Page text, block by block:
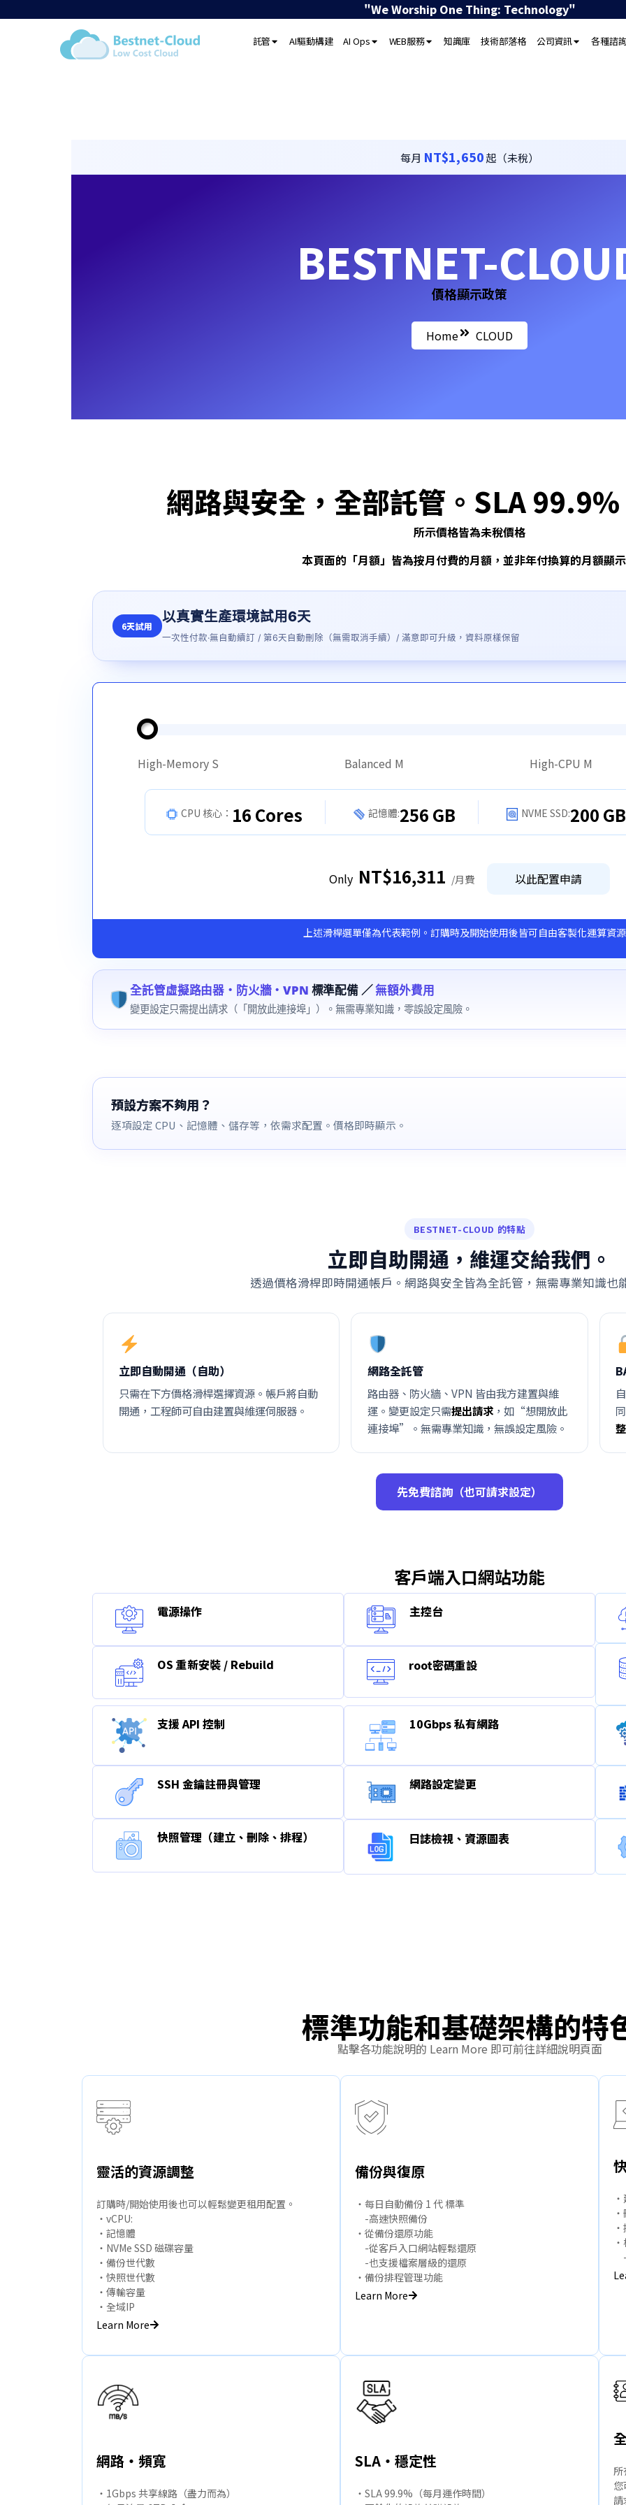
"We Worship One Thing: Technology"
託管 AI驅動構建 AI Ops WEB服務 知識庫 技術部落格 公司資訊 各種諮
每月 NT$1,650起（未稅）
BESTNET-
價格顯示政策
Home CLOUD
網路與安全，全部託管。SLA
所示價格皆為未稅價格
本頁面的「月額」皆為按月付費的月額，並非年付換算的月額顯
6天試用
以真實生產環境試用6天
一次性付款·無自動續訂 / 第6天自動刪除（無需取消手續）/ 滿意即可升級，資料原樣保留
High-Memory S Balanced M High-CPU M
CPU 核心： 16 Cores 記憶體:256 GB NVME SSD:200 GB
Only NT$16,311 /月費 以此配置申請
上述滑桿選單僅為代表範例。訂購時及開始使用後皆可自由客製化運算資
全託管虛擬路由器・防火牆・VPN 標準配備 ／無額外費用
變更設定只需提出請求（「開放此連接埠」）。無需專業知識，零誤設定風險。
預設方案不夠用？
逐項設定 CPU、記憶體、儲存等，依需求配置。價格即時顯示。
BESTNET-CLOUD 的特點
立即自助開通，維運交給我們。
透過價格滑桿即時開通帳戶。網路與安全皆為全託管，無需專業知識也
立即自動開通（自助）
只需在下方價格滑桿選擇資源。帳戶將自動
開通，工程師可自由建置與維運伺服器。
網路全託管
路由器、防火牆、VPN 皆由我方建置與維
運。變更設定只需提出請求，如“想開放此
連接埠”。無需專業知識，無誤設定風險。
先免費諮詢（也可請求設定）
客戶端入口網站功能
電源操作
OS 重新安裝 / Rebuild
主控台
root密碼重設
支援 API 控制 10Gbps 私有網路
SSH 金鑰註冊與管理
快照管理（建立、刪除、排程）
網路設定變更
日誌檢視、資源圖表
標準功能和基礎架構的特
點擊各功能說明的 Learn More 即可前往詳細說明頁面
靈活的資源調整
訂購時/開始使用後也可以輕鬆變更租用配置。
・vCPU:
・記憶體
・NVMe SSD 磁碟容量
・備份世代數
・快照世代數
・傳輸容量
・全域IP
Learn More
備份與復原
・每日自動備份 1 代 標準
-高速快照備份
・從備份還原功能
-從客戶入口網站輕鬆還原
-也支援檔案層級的還原
・備份排程管理功能
Learn More
-
網路・頻寬
・1Gbps 共享線路（盡力而為）
SLA・穩定性
・SLA 99.9%（每月運作時間）
所